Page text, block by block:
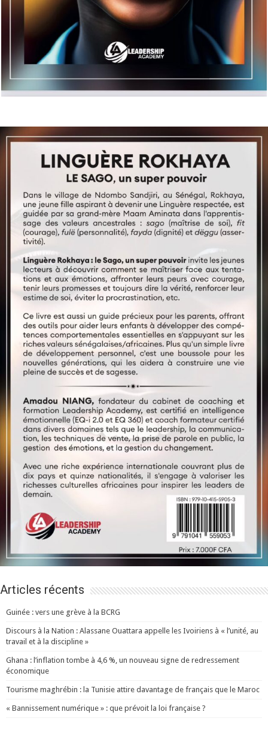
Articles récents
Guinée : vers une grève à la BCRG
Discours à la Nation : Alassane Ouattara appelle les Ivoiriens à « l’unité, au
travail et à la discipline »
Ghana : l’inflation tombe à 4,6 %, un nouveau signe de redressement
économique
Tourisme maghrébin : la Tunisie attire davantage de français que le Maroc
« Bannissement numérique » : que prévoit la loi française ?